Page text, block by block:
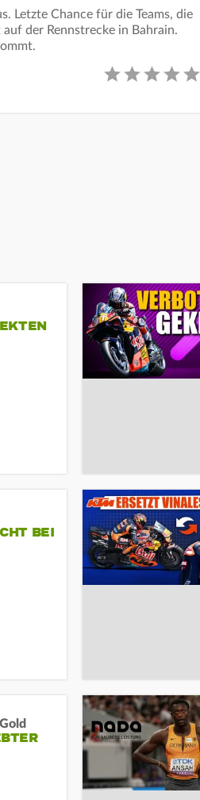
Letzte Chance für die Teams, die
der Rennstrecke in Bahrain.
BEI